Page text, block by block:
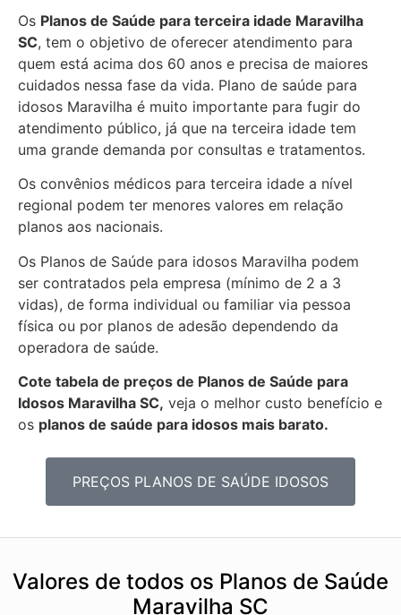
Os Planos de Saúde para terceira idade Maravilha
SC, tem o objetivo de oferecer atendimento para
quem está acima dos 60 anos e precisa de maiores
cuidados nessa fase da vida. Plano de saúde para
idosos Maravilha é muito importante para fugir do
atendimento público, já que na terceira idade tem
uma grande demanda por consultas e tratamentos.
Os convênios médicos para terceira idade a nível
regional podem ter menores valores em relação
planos aos nacionais.
Os Planos de Saúde para idosos Maravilha podem
ser contratados pela empresa (mínimo de 2 a 3
vidas), de forma individual ou familiar via pessoa
física ou por planos de adesão dependendo da
operadora de saúde.
Cote tabela de preços de Planos de Saúde para
Idosos Maravilha SC, veja o melhor custo benefício e
os planos de saúde para idosos mais barato.
PREÇOS PLANOS DE SAÚDE IDOSOS
Valores de todos os Planos de Saúde
Maravilha SC